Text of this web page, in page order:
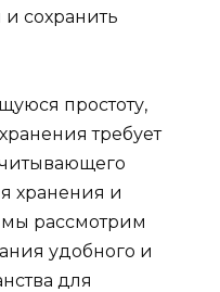
сохранить
простоту,
требует
хранения и
мы рассмотрим
удобного и
для